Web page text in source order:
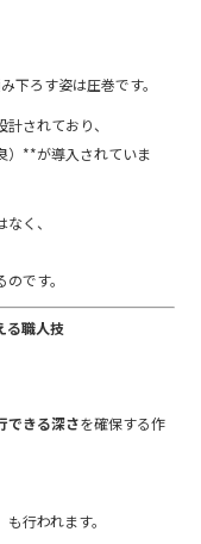
下ろす姿は圧巻です。
されており、
）**が導入されていま
く、
です。
る職人技
できる深さを確保する作
行われます。